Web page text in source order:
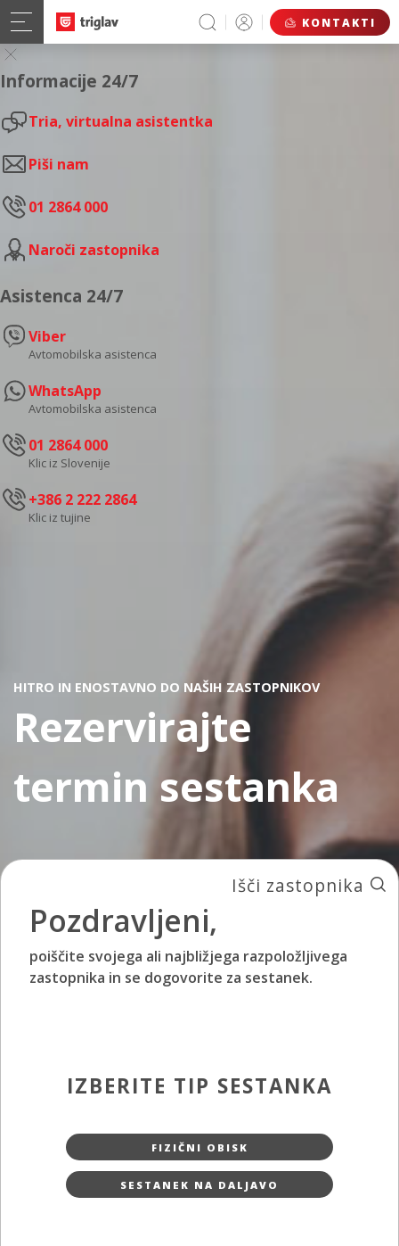
KONTAKTI
Informacije 24/7
Tria, virtualna asistentka
Piši nam
01 2864 000
Naroči zastopnika
Asistenca 24/7
Viber
Avtomobilska asistenca
WhatsApp
Avtomobilska asistenca
01 2864 000
Klic iz Slovenije
+386 2 222 2864
Klic iz tujine
HITRO IN ENOSTAVNO DO NAŠIH ZASTOPNIKOV
Rezervirajte
termin sestanka
Išči zastopnika
Pozdravljeni,
poiščite svojega ali najbližjega razpoložljivega
zastopnika in se dogovorite za sestanek.
IZBERITE TIP SESTANKA
FIZIČNI OBISK
SESTANEK NA DALJAVO